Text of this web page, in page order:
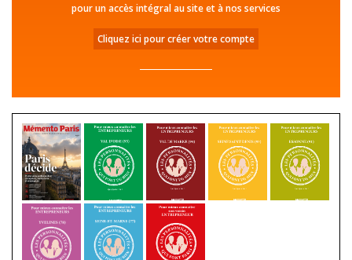
pour un accès intégral au site et à nos services
Cliquez ici pour créer votre compte